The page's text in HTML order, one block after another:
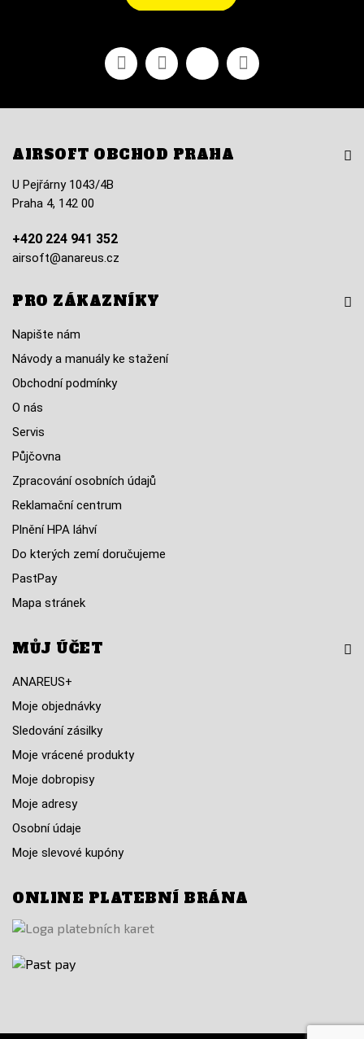
FacebookYouTubeVimeo Instagram
AIRSOFT OBCHOD PRAHA
U Pejřárny 1043/4B
Praha 4, 142 00
+420 224 941 352
airsoft@anareus.cz
PRO ZÁKAZNÍKY
Napište nám
Návody a manuály ke stažení
Obchodní podmínky
O nás
Servis
Půjčovna
Zpracování osobních údajů
Reklamační centrum
Plnění HPA láhví
Do kterých zemí doručujeme
PastPay
Mapa stránek
MŮJ ÚČET
ANAREUS+
Moje objednávky
Sledování zásilky
Moje vrácené produkty
Moje dobropisy
Moje adresy
Osobní údaje
Moje slevové kupóny
ONLINE PLATEBNÍ BRÁNA